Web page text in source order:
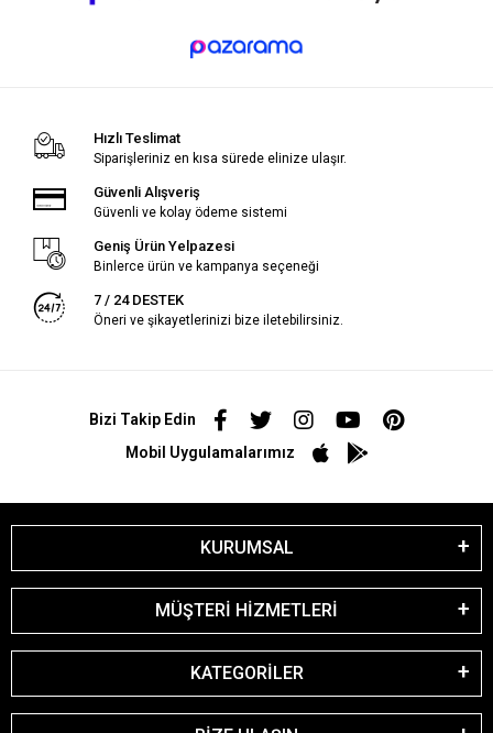
Hızlı Teslimat
Siparişleriniz en kısa sürede elinize ulaşır.
Güvenli Alışveriş
Güvenli ve kolay ödeme sistemi
Geniş Ürün Yelpazesi
Binlerce ürün ve kampanya seçeneği
7 / 24 DESTEK
Öneri ve şikayetlerinizi bize iletebilirsiniz.
Bizi Takip Edin
Mobil Uygulamalarımız
KURUMSAL
MÜŞTERİ HİZMETLERİ
KATEGORİLER